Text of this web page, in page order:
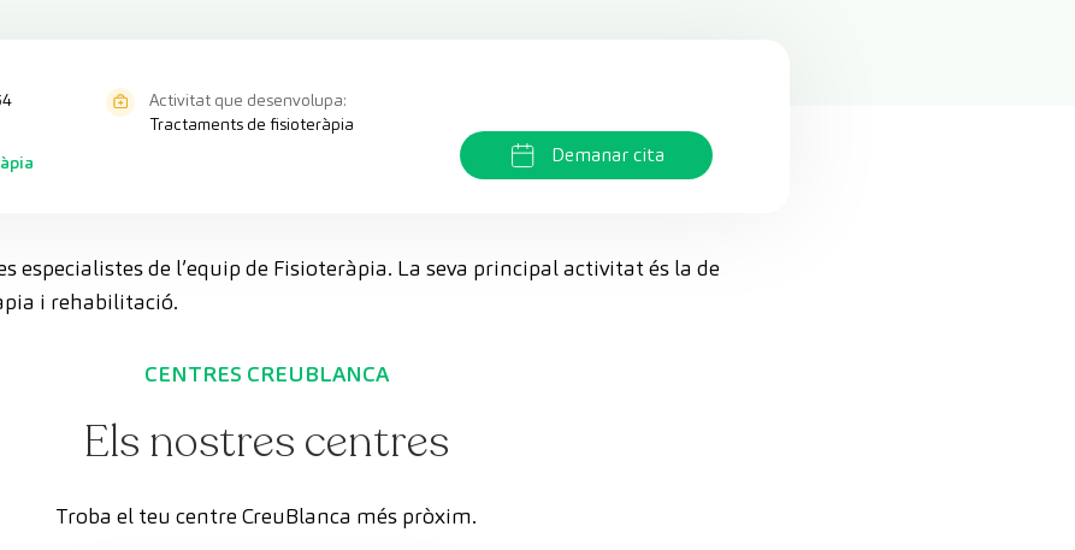
Activitat que desenvolupa:
Tractaments de fisioteràpia
Demanar cita
especialistes de l’equip de Fisioteràpia. La seva principal activitat és la de
i rehabilitació.
CENTRES CREUBLANCA
Els nostres centres
Troba el teu centre CreuBlanca més pròxim.